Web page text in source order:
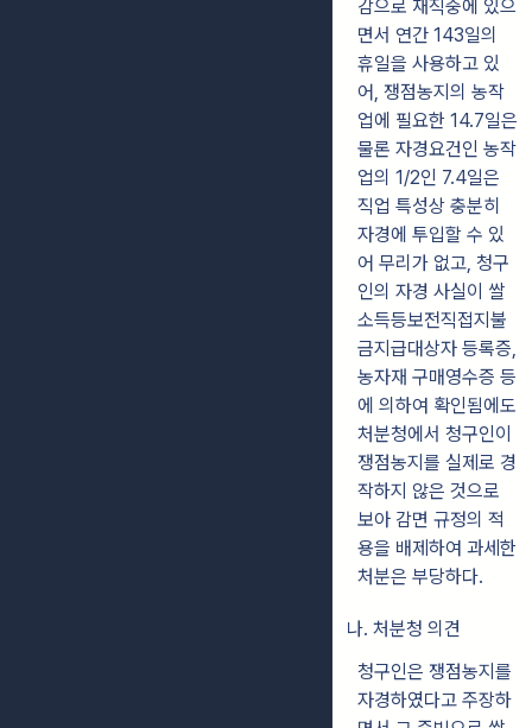
감으로 재직중에 있으
면서 연간 143일의
휴일을 사용하고 있
어, 쟁점농지의 농작
업에 필요한 14.7일은
물론 자경요건인 농작
업의 1/2인 7.4일은
직업 특성상 충분히
자경에 투입할 수 있
어 무리가 없고, 청구
인의 자경 사실이 쌀
소득등보전직접지불
금지급대상자 등록증,
농자재 구매영수증 등
에 의하여 확인됨에도
처분청에서 청구인이
쟁점농지를 실제로 경
작하지 않은 것으로
보아 감면 규정의 적
용을 배제하여 과세한
처분은 부당하다.
나. 처분청 의견
청구인은 쟁점농지를
자경하였다고 주장하